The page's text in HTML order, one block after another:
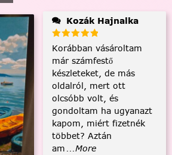
Kozák Hajnalka
Korábban vásároltam
már számfestő
készleteket, de más
oldalról, mert ott
olcsóbb volt, és
gondoltam ha ugyanazt
kapom, miért fizetnék
többet? Aztán
am ...More